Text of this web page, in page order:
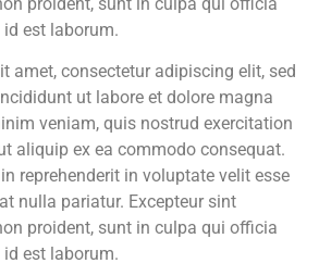
est laborum.
amet, consectetur adipiscing elit, sed
ut labore et dolore magna
veniam, quis nostrud exercitation
aliquip ex ea commodo consequat.
reprehenderit in voluptate velit esse
nulla pariatur. Excepteur sint
proident, sunt in culpa qui officia
est laborum.